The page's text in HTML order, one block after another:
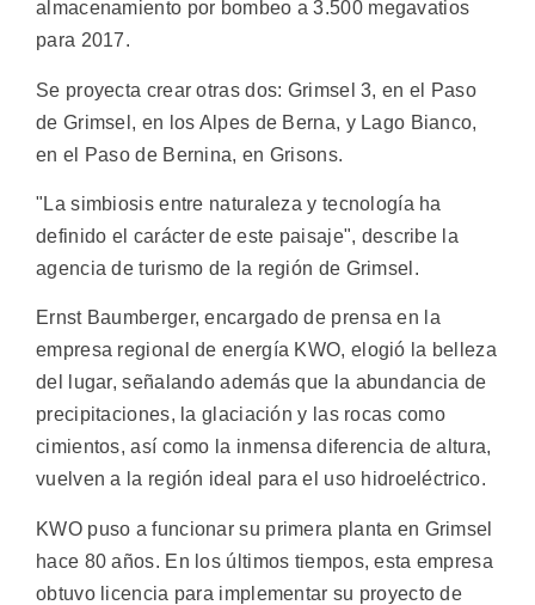
almacenamiento por bombeo a 3.500 megavatios
para 2017.
Se proyecta crear otras dos: Grimsel 3, en el Paso
de Grimsel, en los Alpes de Berna, y Lago Bianco,
en el Paso de Bernina, en Grisons.
"La simbiosis entre naturaleza y tecnología ha
definido el carácter de este paisaje", describe la
agencia de turismo de la región de Grimsel.
Ernst Baumberger, encargado de prensa en la
empresa regional de energía KWO, elogió la belleza
del lugar, señalando además que la abundancia de
precipitaciones, la glaciación y las rocas como
cimientos, así como la inmensa diferencia de altura,
vuelven a la región ideal para el uso hidroeléctrico.
KWO puso a funcionar su primera planta en Grimsel
hace 80 años. En los últimos tiempos, esta empresa
obtuvo licencia para implementar su proyecto de